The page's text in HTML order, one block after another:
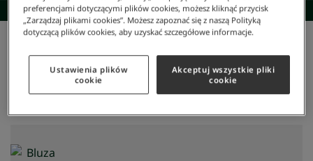
SKOMPLETUJ STYLIZACJĘ
Bluza męska
NAJNIŻSZA CENA Z 30 DNI: 437 zł
preferencjami dotyczącymi plików cookies, możesz kliknąć przycisk
„Zarządzaj plikami cookies”. Możesz zapoznać się z naszą Polityką
dotyczącą plików cookies, aby uzyskać szczegółowe informacje.
Ustawienia plików
cookie
Akceptuj wszystkie pliki
cookie